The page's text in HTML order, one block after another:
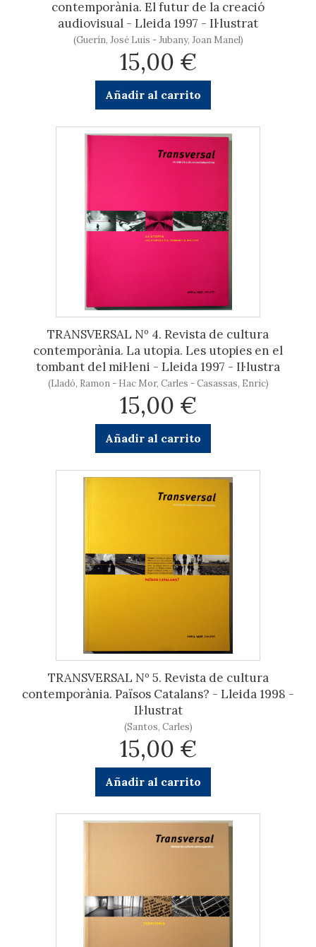
contemporània. El futur de la creació
audiovisual - Lleida 1997 - Il·lustrat
(Guerín, José Luis - Jubany, Joan Manel)
15,00 €
Añadir al carrito
TRANSVERSAL Nº 4. Revista de cultura
contemporània. La utopia. Les utopies en el
tombant del mil·leni - Lleida 1997 - Il·lustra
(Lladó, Ramon - Hac Mor, Carles - Casassas, Enric)
15,00 €
Añadir al carrito
TRANSVERSAL Nº 5. Revista de cultura
contemporània. Països Catalans? - Lleida 1998 -
Il·lustrat
(Santos, Carles)
15,00 €
Añadir al carrito